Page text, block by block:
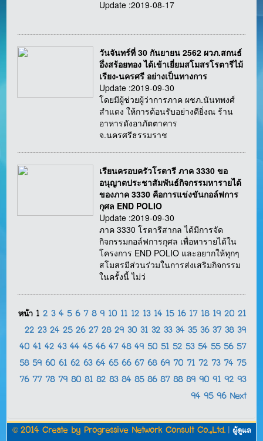
Update :2019-08-17
วันจันทร์ที่ 30 กันยายน 2562 ผวภ.สกนธ์
อึ่งสร้อยทอง ได้เข้าเยี่ยมสโมสรโรตารีไม้
เรียง-นครศรี อย่างเป็นทางการ
Update :2019-09-30
โดยมีผู้ช่วยผู้ว่าการภาค ผชภ.นันทพงศ์
สำแดง ให้การต้อนรับอย่างดียิ่งณ ร้าน
อาหารดังอาภัตตาคาร
จ.นครศรีธรรมราช
เรียนครอบครัวโรตารี ภาค 3330 ขอ
อนุญาตประชาสัมพันธ์กิจกรรมหารายได้
ของภาค 3330 คือการแข่งขันกอล์ฟการ
กุศล END POLIO
Update :2019-09-30
ภาค 3330 โรตารีสากล ได้มีการจัด
กิจกรรมกอล์ฟการกุศล เพื่อหารายได้ใน
โครงการ END POLIO และอยากให้ทุกๆ
สโมสรมีส่วนร่วมในการส่งเสริมกิจกรรม
ในครั้งนี้ ไม่ว่
หน้า 1 2 3 4 5 6 7 8 9 10 11 12 13 14 15 16 17 18 19 20 21
22 23 24 25 26 27 28 29 30 31 32 33 34 35 36 37 38 39
40 41 42 43 44 45 46 47 48 49 50 51 52 53 54 55 56 57
58 59 60 61 62 63 64 65 66 67 68 69 70 71 72 73 74 75
76 77 78 79 80 81 82 83 84 85 86 87 88 89 90 91 92 93
94 95 96 Next
© 2014 Create by Progressive Network Consult Co.,Ltd. ผู้ดูแล